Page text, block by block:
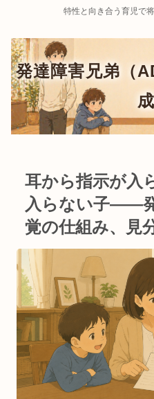
特性と向き合う育児で
耳から指示が入
入らない子——
覚の仕組み、見